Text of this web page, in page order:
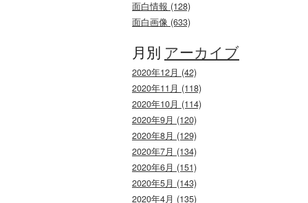
面白情報 (128)
面白画像 (633)
月別 アーカイブ
2020年12月 (42)
2020年11月 (118)
2020年10月 (114)
2020年9月 (120)
2020年8月 (129)
2020年7月 (134)
2020年6月 (151)
2020年5月 (143)
2020年4月 (135)